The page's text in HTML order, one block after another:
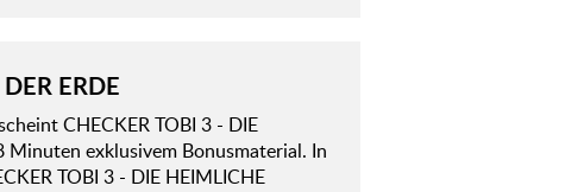
ERDE
CHECKER TOBI 3 - DIE
Minuten exklusivem Bonusmaterial. In
TOBI 3 - DIE HEIMLICHE